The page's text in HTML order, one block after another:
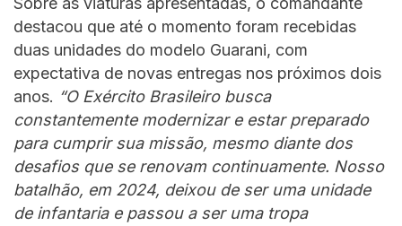
destacou que até o momento foram recebidas
duas unidades do modelo Guarani, com
expectativa de novas entregas nos próximos dois
anos. “O Exército Brasileiro busca
constantemente modernizar e estar preparado
para cumprir sua missão, mesmo diante dos
desafios que se renovam continuamente. Nosso
batalhão, em 2024, deixou de ser uma unidade
de infantaria e passou a ser uma tropa